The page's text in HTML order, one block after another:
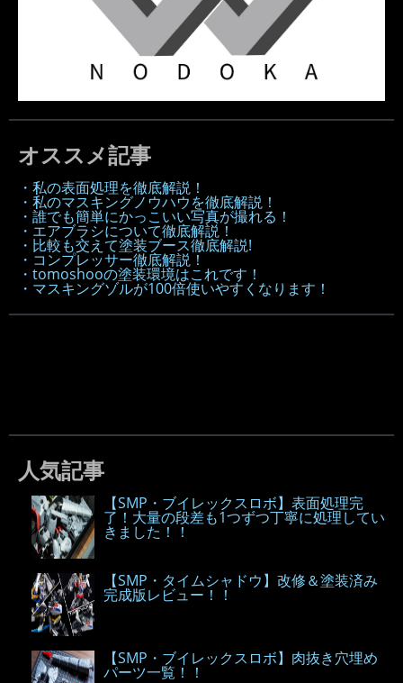
オススメ記事
・私の表面処理を徹底解説！
・私のマスキングノウハウを徹底解説！
・誰でも簡単にかっこいい写真が撮れる！
・エアブラシについて徹底解説！
・比較も交えて塗装ブース徹底解説!
・コンプレッサー徹底解説！
・tomoshooの塗装環境はこれです！
・マスキングゾルが100倍使いやすくなります！
人気記事
【SMP・ブイレックスロボ】表面処理完
了！大量の段差も1つずつ丁寧に処理してい
きました！！
【SMP・タイムシャドウ】改修＆塗装済み
完成版レビュー！！
【SMP・ブイレックスロボ】肉抜き穴埋め
パーツ一覧！！